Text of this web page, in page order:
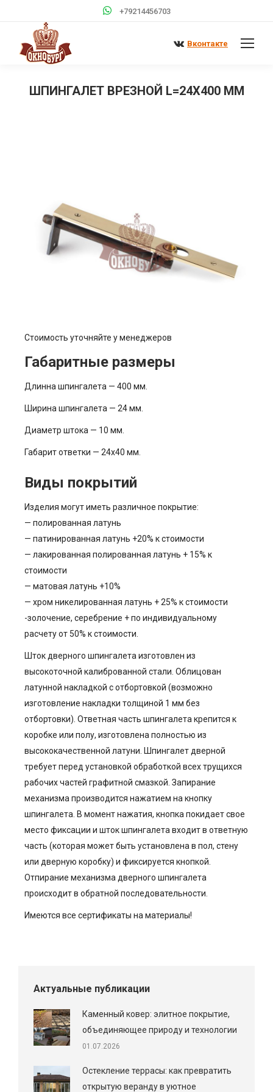
+79214456703
Вконтакте
ШПИНГАЛЕТ ВРЕЗНОЙ L=24Х400 ММ
Стоимость уточняйте у менеджеров
Габаритные размеры
Длинна шпингалета — 400 мм.
Ширина шпингалета — 24 мм.
Диаметр штока — 10 мм.
Габарит ответки — 24х40 мм.
Виды покрытий
Изделия могут иметь различное покрытие:
— полированная латунь
— патинированная латунь +20% к стоимости
— лакированная полированная латунь + 15% к
стоимости
— матовая латунь +10%
— хром никелированная латунь + 25% к стоимости
-золочение, серебрение + по индивидуальному
расчету от 50% к стоимости.
Шток дверного шпингалета изготовлен из
высокоточной калиброванной стали. Облицован
латунной накладкой с отбортовкой (возможно
изготовление накладки толщиной 1 мм без
отбортовки). Ответная часть шпингалета крепится к
коробке или полу, изготовлена полностью из
высококачественной латуни. Шпингалет дверной
требует перед установкой обработкой всех трущихся
рабочих частей графитной смазкой. Запирание
механизма производится нажатием на кнопку
шпингалета. В момент нажатия, кнопка покидает свое
место фиксации и шток шпингалета входит в ответную
часть (которая может быть установлена в пол, стену
или дверную коробку) и фиксируется кнопкой.
Отпирание механизма дверного шпингалета
происходит в обратной последовательности.
Имеются все сертификаты на материалы!
Актуальные публикации
Каменный ковер: элитное покрытие,
объединяющее природу и технологии
01.07.2026
Остекление террасы: как превратить
открытую веранду в уютное